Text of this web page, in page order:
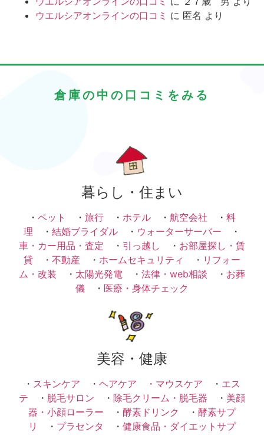
ウエルシアオンラインの口コミ に 匿名 より
倉庫の中の口コミをみる
暮らし・住まい
・ ペット ・ 旅行 ・ ホテル ・ 航空会社 ・ 料
理 ・ 結婚ブライダル ・ ウォーターサーバー ・
車・カー用品・査定 ・ 引っ越し ・ お部屋探し・賃
貸 ・ 不動産 ・ ホームセキュリティ ・ リフォー
ム・改装 ・ 太陽光発電 ・ 法律・web相談 ・ お葬
儀 ・ 医療・身体チェック
美容・健康
・ スキンケア ・ ヘアケア ・ マウスケア ・ エス
テ ・ 脱毛サロン ・ 除毛クリーム・脱毛器 ・ 美顔
器・小顔ローラー ・ 酵素ドリンク ・ 酵素サプ
リ
・ プラセンタ ・ 健康食品・ダイエットサプ